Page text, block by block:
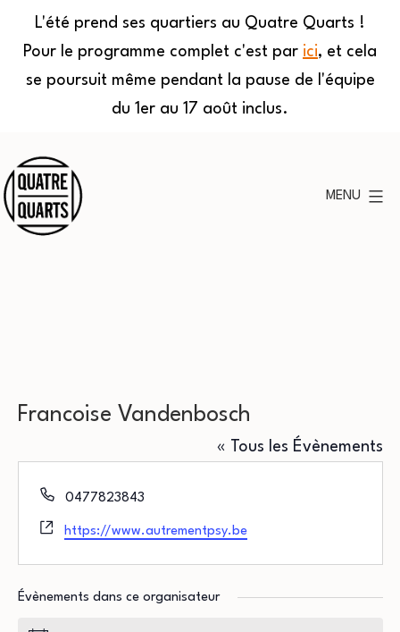
L'été prend ses quartiers au Quatre Quarts !
Pour le programme complet c'est par ici, et cela
se poursuit même pendant la pause de l'équipe
du 1er au 17 août inclus.
au
contenu
MENU
Francoise Vandenbosch
« Tous les Évènements
Téléphone
0477823843
Site
https://www.autrementpsy.be
Évènements dans ce organisateur